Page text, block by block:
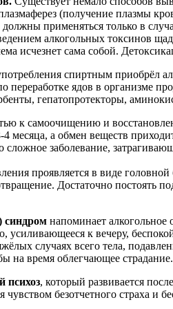
(получение плазмы
применяться только в
алкогольных токсинов
исчезнет сама собой.
спиртным приобрёл
переработке ядов в организме
гепатопротекторы,
к самоочищению и
месяца, а обмен веществ
сложное заболевание,
проявляется в виде
Достаточно постоять
синдром напоминает
усиливающееся к вечеру,
случаях всего тела,
на время облегчающее
психоз, который развивается
безотчетного страха и